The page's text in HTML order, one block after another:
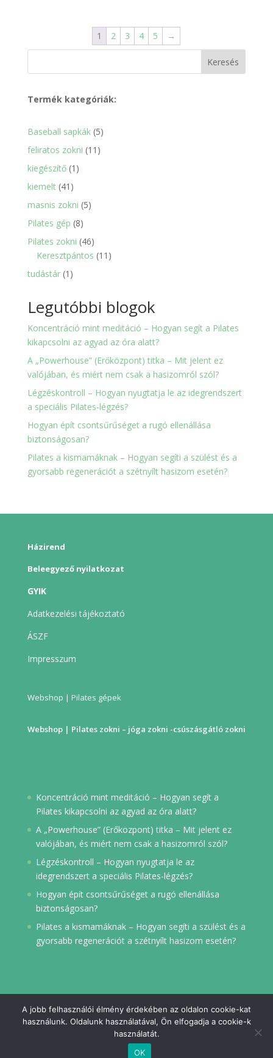
1 2 3 4 5 →
Keresés
Termék kategóriák:
Baseball sapkák 55
feliratos zokni 11 11
kiegészítő 1 1
kiemelt 41 41
termék
masnis zokni 55
Pilates gép 88
termék
Pilates zokni 4646
termék
Keresztpántos 11 11
tudástár 1 1
Legutóbbi blogok
Koncentráció mint meditáció – Hogyan segít a Pilates
kikapcsolni az agyad az óra alatt?
A „Powerhouse” (Erőközpont) titka – Mit jelent ez
valójában, és miért nem csak a hasizomról szól?
Légzéskontroll – Hogyan nyugtatja le az idegrendszert
a speciális Pilates-légzés?
Hogyan épít csontsűrűséget a rugó ellenállása
biztonságosan?
Pilates a kismamáknak – Hogyan segíti a szülést és a
gyorsabb regenerációt a szétnyílt hasizom esetén?
Házirend
Beleegyező nyilatkozat
GYIK
Adatkezelési tájékoztató
ÁSZF
Impresszum
Webshop | Pilates gépek
Webshop | Pilates zokni – jóga zokni -csúszásgátló zokni
Koncentráció mint meditáció – Hogyan segít a
Pilates kikapcsolni az agyad az óra alatt?
A „Powerhouse” (Erőközpont) titka – Mit jelent ez
valójában, és miért nem csak a hasizomról szól?
Légzéskontroll – Hogyan nyugtatja le az
idegrendszert a speciális Pilates-légzés?
Hogyan épít csontsűrűséget a rugó ellenállása
biztonságosan?
Pilates a kismamáknak – Hogyan segíti a szülést és a
gyorsabb regenerációt a szétnyílt hasizom esetén?
Everflow. Minden jog fenntartva. | Reformer Pilates
Budapest
A jobb felhasználói élmény érdekében az oldalon cookie-kat
használunk. Oldalunk használatával, Ön elfogadja a cookie-k
használatát.
OK